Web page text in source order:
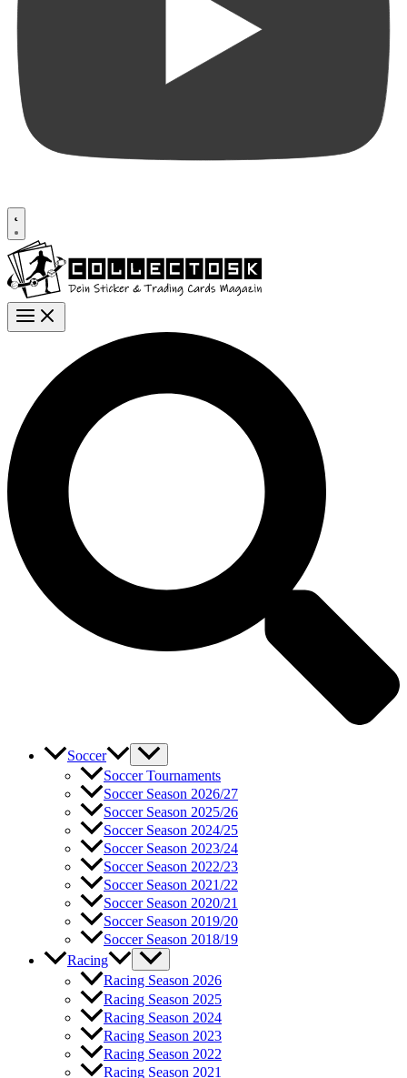
Soccer
Soccer Tournaments
Soccer Season 2026/27
Soccer Season 2025/26
Soccer Season 2024/25
Soccer Season 2023/24
Soccer Season 2022/23
Soccer Season 2021/22
Soccer Season 2020/21
Soccer Season 2019/20
Soccer Season 2018/19
Racing
Racing Season 2026
Racing Season 2025
Racing Season 2024
Racing Season 2023
Racing Season 2022
Racing Season 2021